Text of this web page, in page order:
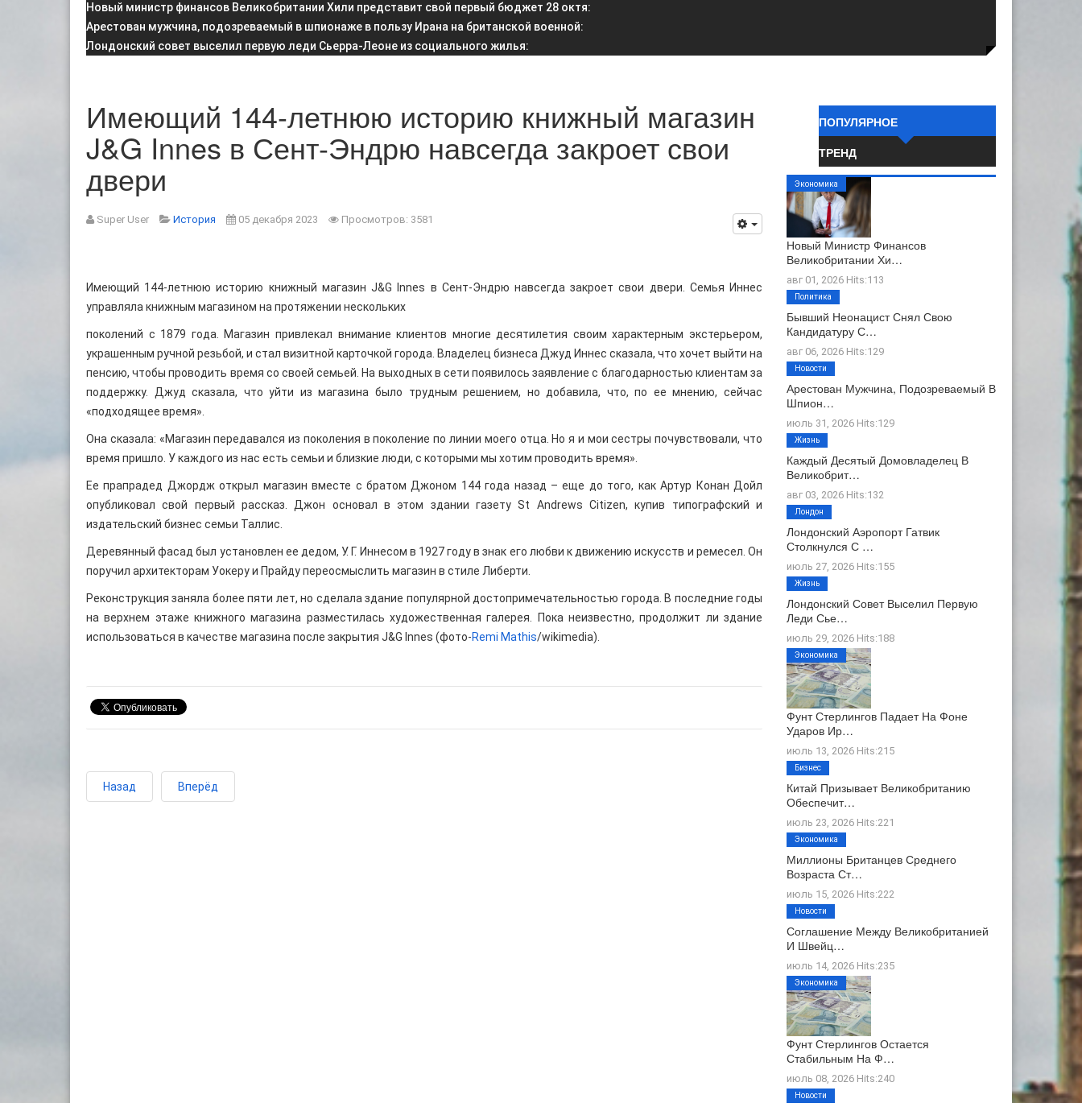
Новый министр финансов Великобритании Хили представит свой первый бюджет 28 октя:
Арестован мужчина, подозреваемый в шпионаже в пользу Ирана на британской военной:
Лондонский совет выселил первую леди Сьерра-Леоне из социального жилья:
Имеющий 144-летнюю историю книжный магазин
J&G Innes в Сент-Эндрю навсегда закроет свои
двери
Super User История 05 декабря 2023 Просмотров: 3581
Имеющий 144-летнюю историю книжный магазин J&G Innes в Сент-Эндрю навсегда закроет свои двери. Семья Иннес
управляла книжным магазином на протяжении нескольких
поколений с 1879 года. Магазин привлекал внимание клиентов многие десятилетия своим характерным экстерьером,
украшенным ручной резьбой, и стал визитной карточкой города. Владелец бизнеса Джуд Иннес сказала, что хочет выйти на
пенсию, чтобы проводить время со своей семьей. На выходных в сети появилось заявление с благодарностью клиентам за
поддержку. Джуд сказала, что уйти из магазина было трудным решением, но добавила, что, по ее мнению, сейчас
«подходящее время».
Она сказала: «Магазин передавался из поколения в поколение по линии моего отца. Но я и мои сестры почувствовали, что
время пришло. У каждого из нас есть семьи и близкие люди, с которыми мы хотим проводить время».
Ее прапрадед Джордж открыл магазин вместе с братом Джоном 144 года назад – еще до того, как Артур Конан Дойл
опубликовал свой первый рассказ. Джон основал в этом здании газету St Andrews Citizen, купив типографский и
издательский бизнес семьи Таллис.
Деревянный фасад был установлен ее дедом, У. Г. Иннесом в 1927 году в знак его любви к движению искусств и ремесел. Он
поручил архитекторам Уокеру и Прайду переосмыслить магазин в стиле Либерти.
Реконструкция заняла более пяти лет, но сделала здание популярной достопримечательностью города. В последние годы
на верхнем этаже книжного магазина разместилась художественная галерея. Пока неизвестно, продолжит ли здание
использоваться в качестве магазина после закрытия J&G Innes (фото-Remi Mathis/wikimedia).
Назад Вперёд
ПОПУЛЯРНОЕ
ТРЕНД
Новый Министр Финансов
Великобритании Хи…
авг 01, 2026 Hits:113
Экономика
Бывший Неонацист Снял Свою
Кандидатуру С…
авг 06, 2026 Hits:129
Политика
Арестован Мужчина, Подозреваемый В
Шпион…
июль 31, 2026 Hits:129
Новости
Каждый Десятый Домовладелец В
Великобрит…
авг 03, 2026 Hits:132
Жизнь
Лондонский Аэропорт Гатвик
Столкнулся С …
июль 27, 2026 Hits:155
Лондон
Лондонский Совет Выселил Первую
Леди Сье…
июль 29, 2026 Hits:188
Жизнь
Фунт Стерлингов Падает На Фоне
Ударов Ир…
июль 13, 2026 Hits:215
Экономика
Китай Призывает Великобританию
Обеспечит…
июль 23, 2026 Hits:221
Бизнес
Миллионы Британцев Среднего
Возраста Ст…
июль 15, 2026 Hits:222
Экономика
Соглашение Между Великобританией
И Швейц…
июль 14, 2026 Hits:235
Новости
Фунт Стерлингов Остается
Стабильным На Ф…
июль 08, 2026 Hits:240
Экономика
Новости